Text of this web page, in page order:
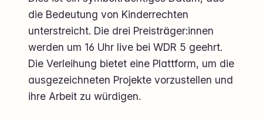
die Bedeutung von Kinderrechten
unterstreicht. Die drei Preisträger:innen
werden um 16 Uhr live bei WDR 5 geehrt.
Die Verleihung bietet eine Plattform, um die
ausgezeichneten Projekte vorzustellen und
ihre Arbeit zu würdigen.